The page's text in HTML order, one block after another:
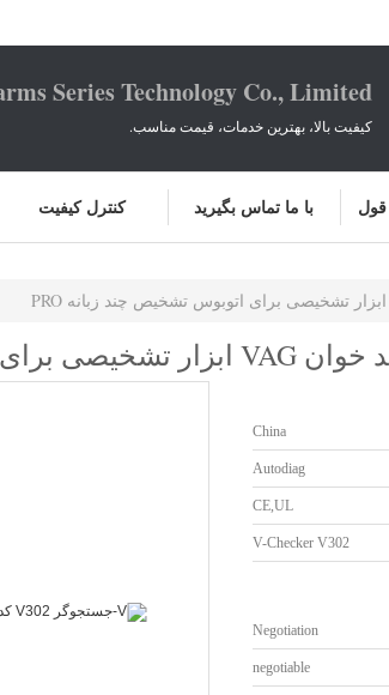
Series Technology Co., Limited
کیفیت بالا، بهترین خدمات، قیمت مناسب.
کنترل کیفیت با ما تماس بگیرید
China
Autodiag
CE,UL
V-Checker V302
Negotiation
negotiable